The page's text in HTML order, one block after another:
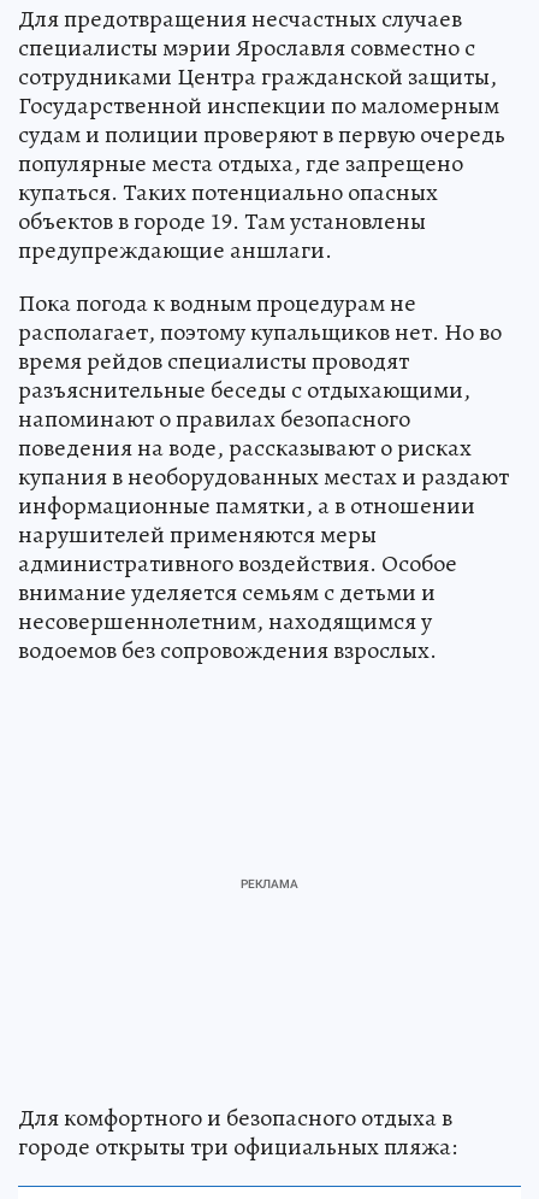
Для предотвращения несчастных случаев
специалисты мэрии Ярославля совместно с
сотрудниками Центра гражданской защиты,
Государственной инспекции по маломерным
судам и полиции проверяют в первую очередь
популярные места отдыха, где запрещено
купаться. Таких потенциально опасных
объектов в городе 19. Там установлены
предупреждающие аншлаги.
Пока погода к водным процедурам не
располагает, поэтому купальщиков нет. Но во
время рейдов специалисты проводят
разъяснительные беседы с отдыхающими,
напоминают о правилах безопасного
поведения на воде, рассказывают о рисках
купания в необорудованных местах и раздают
информационные памятки, а в отношении
нарушителей применяются меры
административного воздействия. Особое
внимание уделяется семьям с детьми и
несовершеннолетним, находящимся у
водоемов без сопровождения взрослых.
Для комфортного и безопасного отдыха в
городе открыты три официальных пляжа: